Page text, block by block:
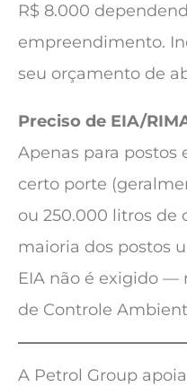
R$ 8.000
empreendimento.
seu orçamento de
Preciso de EIA/
Apenas para postos
certo porte
ou 250.000 litros de
maioria dos postos
EIA não é exigido —
de Controle
A Petrol Group